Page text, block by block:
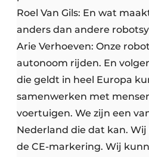
Roel Van Gils: En wat
anders dan andere
Arie Verhoeven: Onze
autonoom rijden. En
die geldt in heel Europa
samenwerken met
voertuigen. We zijn een
Nederland die dat kan.
de CE-markering. Wij